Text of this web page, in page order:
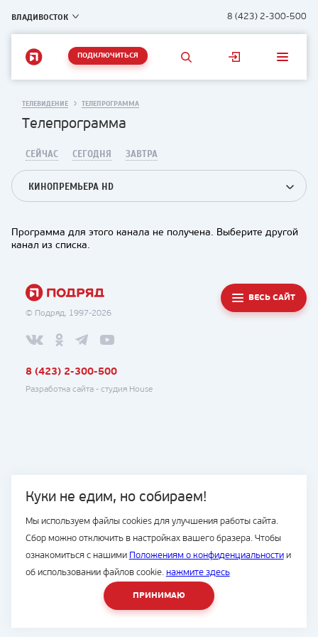
ВЛАДИВОСТОК 8 (423) 2-300-500
ПОДКЛЮЧИТЬСЯ
Куки не едим, но собираем!
Мы используем файлы cookies для улучшения работы сайта.
Сбор можно отключить в настройках вашего бразера. Чтобы
ознакомиться с нашими Положениям о конфиденциальностии
об использовании файлов cookie. нажмите здесь
ПРИНИМАЮ
ТЕЛЕВИДЕНИЕ ТЕЛЕПРОГРАММА
Телепрограмма
СЕЙЧАС СЕГОДНЯ ЗАВТРА
КИНОПРЕМЬЕРА HD
Программа для этого канала не получена. Выберите другой
канал из списка.
© Подряд, 1997-2026
ВЕСЬ САЙТ
8 (423) 2-300-500
Разработка сайта - студия House